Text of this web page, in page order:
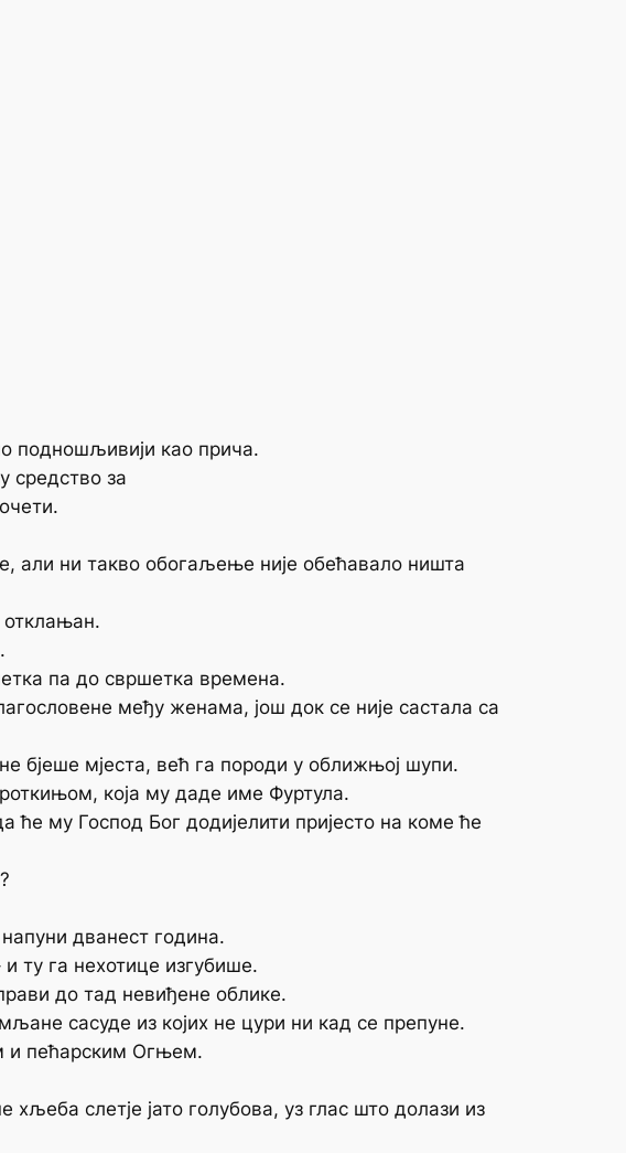
подношљивији као прича.
средство за
али ни такво обогаљење није обећавало ништа
па до свршетка времена.
међу женама, још док се није састала са
бјеше мјеста, већ га породи у оближњој шупи.
која му даде име Фуртула.
ће му Господ Бог додијелити пријесто на коме ће
дванест година.
ту га нехотице изгубише.
до тад невиђене облике.
сасуде из којих не цури ни кад се препуне.
и пећарским Огњем.
слетје јато голубова, уз глас што долази из